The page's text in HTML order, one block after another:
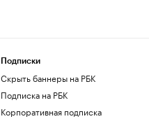
Подписки
Скрыть баннеры на РБК
Подписка на РБК
Корпоративная подписка